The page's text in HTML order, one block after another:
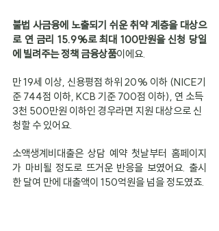
불법 사금융에 노출되기 쉬운 취약 계층을 대상으
로 연 금리 15.9%로 최대 100만원을 신청 당일
에 빌려주는 정책 금융상품이에요.
만 19세 이상, 신용평점 하위 20% 이하 (NICE기
준 744점 이하, KCB 기준 700점 이하), 연 소득
3천 500만원 이하인 경우라면 지원 대상으로 신
청할 수 있어요.
소액생계비대출은 상담 예약 첫날부터 홈페이지
가 마비될 정도로 뜨거운 반응을 보였어요. 출시
한 달여 만에 대출액이 150억원을 넘을 정도였죠.